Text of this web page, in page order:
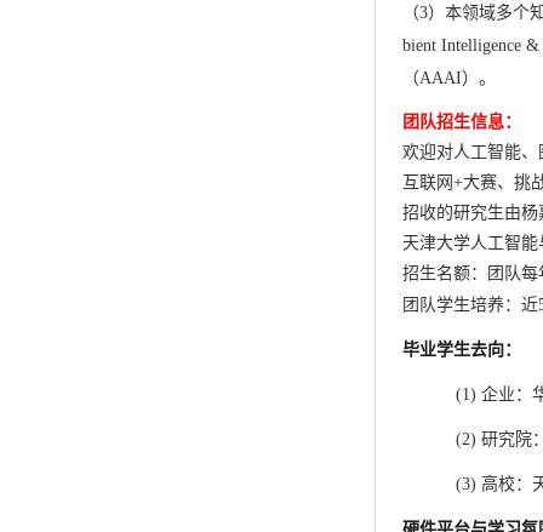
（3）本领域多个
bient Intelligence &
（AAAI）。
团队招生信息：
欢迎对人工智能
互联网 +大赛、挑
招收的研究生由
天津大学人工智
招生名额：团队
团队学生培养：近
毕业学生去向：
(1) 企业：
(2) 研究院
(3) 高校：